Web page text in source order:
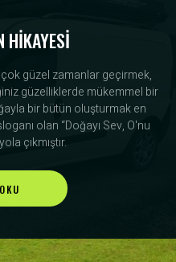
HİKAYESİ
güzel zamanlar geçirmek,
güzelliklerde mükemmel bir
bir bütün oluşturmak en
olan “Doğayı Sev, O'nu
çıkmıştır.